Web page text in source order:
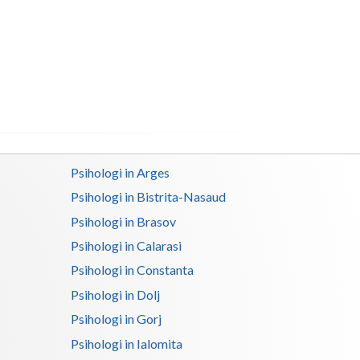
Covasna
Dambovita
Galati
Giurgiu
Gorj
Psihologi in Arges
Psihologi in Bistrita-Nasaud
Psihologi in Brasov
Psihologi in Calarasi
Psihologi in Constanta
Psihologi in Dolj
Psihologi in Gorj
Psihologi in Ialomita